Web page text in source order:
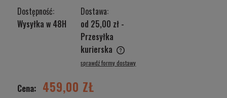
Dostępność:
Wysyłka w 48H
Dostawa:
od 25,00 zł -
Przesyłka
kurierska
Cena nie zawiera ewentualnych kosztów płatności
sprawdź formy dostawy
Cena: 459,00 ZŁ